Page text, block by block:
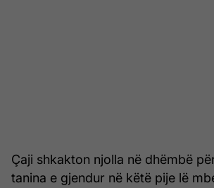
Çaji shkakton njolla në dhëmbë
tanina e gjendur në këtë pije lë